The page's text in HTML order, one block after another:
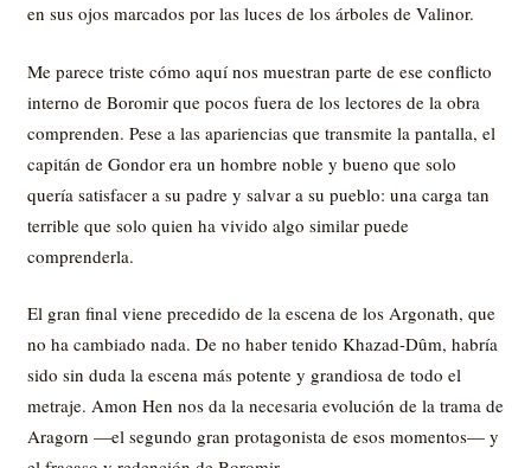
en sus ojos marcados por las luces de los árboles de Valinor.
Me parece triste cómo aquí nos muestran parte de ese conflicto
interno de Boromir que pocos fuera de los lectores de la obra
comprenden. Pese a las apariencias que transmite la pantalla, el
capitán de Gondor era un hombre noble y bueno que solo
quería satisfacer a su padre y salvar a su pueblo: una carga tan
terrible que solo quien ha vivido algo similar puede
comprenderla.
El gran final viene precedido de la escena de los Argonath, que
no ha cambiado nada. De no haber tenido Khazad-Dûm, habría
sido sin duda la escena más potente y grandiosa de todo el
metraje. Amon Hen nos da la necesaria evolución de la trama de
Aragorn —el segundo gran protagonista de esos momentos— y